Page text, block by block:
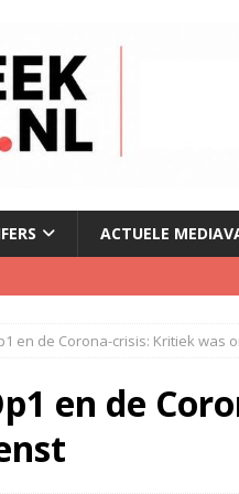
ACTUELE
geschorst na dickpic in groepsapp
lanceert Jolene Country Radio
en de Corona-crisis: Kritiek was
en de